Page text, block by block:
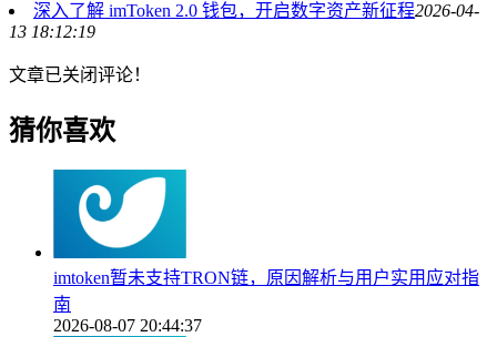
深入了解 imToken 2.0 钱包，开启数字资产新征程2026-04-
13 18:12:19
文章已关闭评论！
猜你喜欢
imtoken暂未支持TRON链，原因解析与用户实用应对指
南
2026-08-07 20:44:37